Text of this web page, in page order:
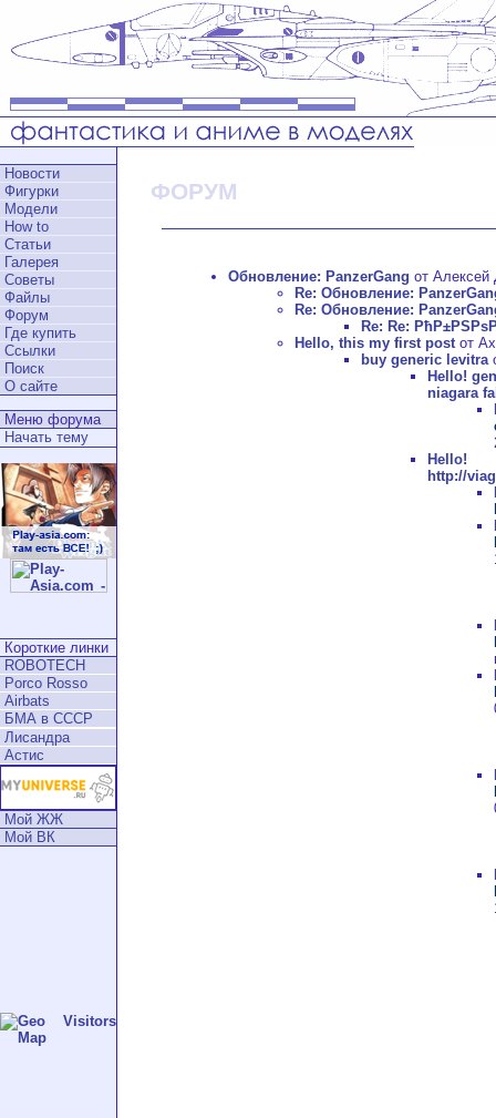
Новости
Фигурки
Модели
How to
Статьи
Галерея
Советы
Файлы
Форум
Где купить
Ссылки
Поиск
О сайте
Меню форума
Начать тему
Короткие линки
ROBOTECH
Porco Rosso
Airbats
БМА в СССР
Лисандра
Астис
Мой ЖЖ
Мой ВК
ФОРУМ
Обновление: PanzerGang от Алексей
Re: Обновление:
Re: Обновление:
Re: Re:
Hello, this my first postот
buy generic levitra
Hello!
niagara
http://